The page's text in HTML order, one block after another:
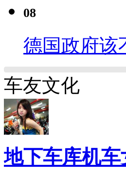
08
德国政府该
车友文化
地下车库机车